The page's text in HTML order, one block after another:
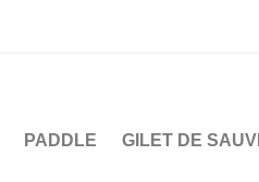
PADDLE GILET DE